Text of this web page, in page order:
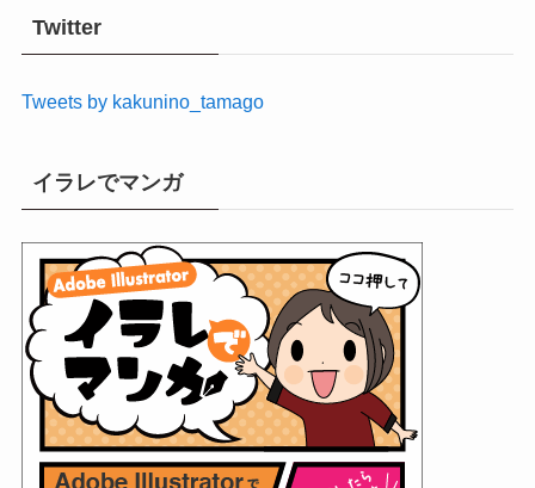
Twitter
Tweets by kakunino_tamago
イラレでマンガ